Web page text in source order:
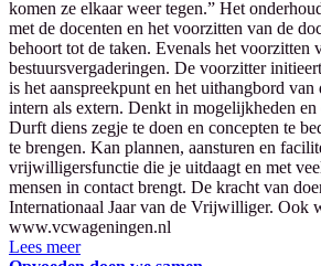
komen ze elkaar weer tegen.” Het
met de docenten en het voorzitten van de
behoort tot de taken. Evenals het voorzitten
bestuursvergaderingen. De voorzitter
is het aanspreekpunt en het uithangbord
intern als extern. Denkt in mogelijkheden en
Durft diens zegje te doen en concepten te
te brengen. Kan plannen, aansturen en
vrijwilligersfunctie die je uitdaagt en met
mensen in contact brengt. De kracht van
Internationaal Jaar van de Vrijwilliger. Ook
www.vcwageningen.nl
Lees meer